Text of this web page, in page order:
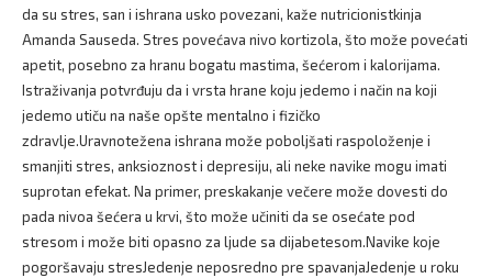
da su stres, san i ishrana usko povezani, kaže nutricionistkinja
Amanda Sauseda. Stres povećava nivo kortizola, što može povećati
apetit, posebno za hranu bogatu mastima, šećerom i kalorijama.
Istraživanja potvrđuju da i vrsta hrane koju jedemo i način na koji
jedemo utiču na naše opšte mentalno i fizičko
zdravlje.Uravnotežena ishrana može poboljšati raspoloženje i
smanjiti stres, anksioznost i depresiju, ali neke navike mogu imati
suprotan efekat. Na primer, preskakanje večere može dovesti do
pada nivoa šećera u krvi, što može učiniti da se osećate pod
stresom i može biti opasno za ljude sa dijabetesom.Navike koje
pogoršavaju stresJedenje neposredno pre spavanjaJedenje u roku